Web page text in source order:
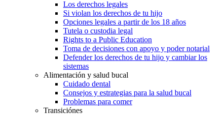
Los derechos legales
Si violan los derechos de tu hijo
Opciones legales a partir de los 18 años
Tutela o custodia legal
Rights to a Public Education
Toma de decisiones con apoyo y poder notarial
Defender los derechos de tu hijo y cambiar los
sistemas
Alimentación y salud bucal
Cuidado dental
Consejos y estrategias para la salud bucal
Problemas para comer
Transiciónes